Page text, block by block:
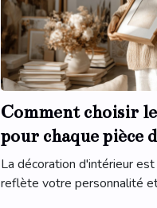
Comment choisir
pour chaque pièce
La décoration d'intérieur
reflète votre personnalité et